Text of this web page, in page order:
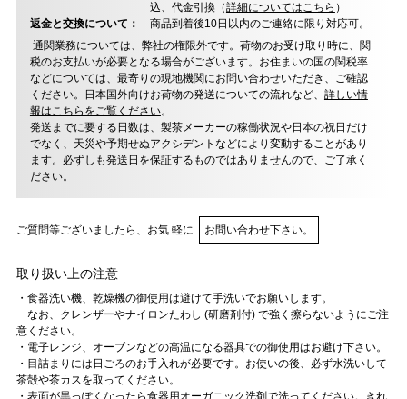
込、代金引換（詳細についてはこちら ）
返金と交換について：
商品到着後10日以内のご連絡に限り対応可。
通関業務については、弊社の権限外です。荷物のお受け取り時に、関
税のお支払いが必要となる場合がございます。お住まいの国の関税率
などについては、最寄りの現地機関にお問い合わせいただき、ご確認
ください。日本国外向けお荷物の発送についての流れなど、 詳しい情
報はこちらをご覧ください。
発送までに要する日数は、製茶メーカーの稼働状況や日本の祝日だけ
でなく、天災や予期せぬアクシデントなどにより変動することがあり
ます。必ずしも発送日を保証するものではありませんので、ご了承く
ださい。
ご質問等ございましたら、お気 軽に お問い合わせ下さい。
取り扱い上の注意
・食器洗い機、乾燥機の御使用は避けて手洗いでお願いします。
なお、クレンザーやナイロンたわし (研磨剤付) で強く擦らないようにご注
意ください。
・電子レンジ、オーブンなどの高温になる器具での御使用はお避け下さい。
・目詰まりには日ごろのお手入れが必要です。お使いの後、必ず水洗いして
茶殻や茶カスを取ってください。
・表面が黒っぽくなったら食器用オーガニック洗剤で洗ってください。きれ